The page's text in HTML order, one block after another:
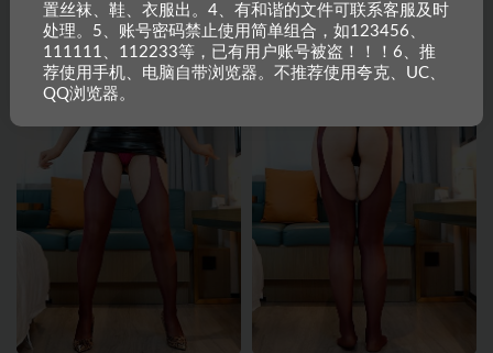
置丝袜、鞋、衣服出。4、有和谐的文件可联系客服及时
处理。5、账号密码禁止使用简单组合，如123456、
111111、112233等，已有用户账号被盗！！！6、推
荐使用手机、电脑自带浏览器。不推荐使用夸克、UC、
QQ浏览器。